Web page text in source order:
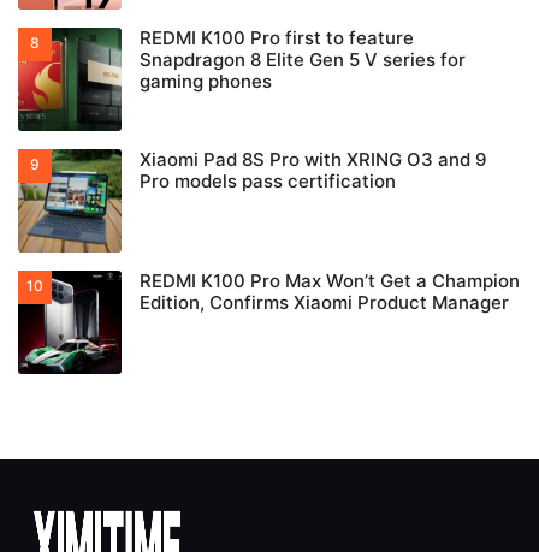
REDMI K100 Pro first to feature
Snapdragon 8 Elite Gen 5 V series for
gaming phones
Xiaomi Pad 8S Pro with XRING O3 and 9
Pro models pass certification
REDMI K100 Pro Max Won’t Get a Champion
Edition, Confirms Xiaomi Product Manager